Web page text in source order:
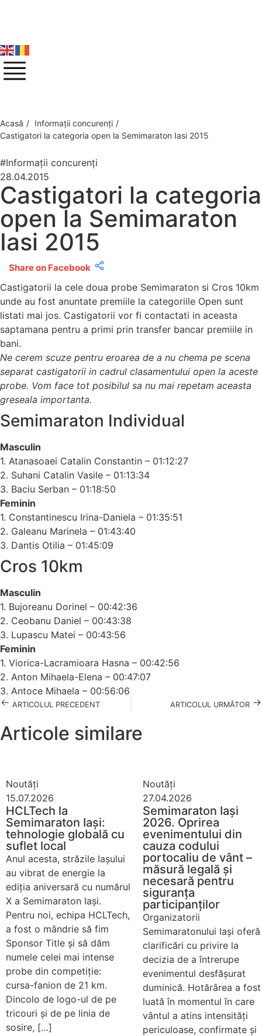
Acasă / Informații concurenți /
Castigatori la categoria open la Semimaraton Iasi 2015
#Informații concurenți
28.04.2015
Castigatori la categoria
open la Semimaraton
Iasi 2015
Share on Facebook
Castigatorii la cele doua probe Semimaraton si Cros 10km
unde au fost anuntate premiile la categoriile Open sunt
listati mai jos. Castigatorii vor fi contactati in aceasta
saptamana pentru a primi prin transfer bancar premiile in
bani.
Ne cerem scuze pentru eroarea de a nu chema pe scena
separat castigatorii in cadrul clasamentului open la aceste
probe. Vom face tot posibilul sa nu mai repetam aceasta
greseala importanta.
Semimaraton Individual
Masculin
1. Atanasoaei Catalin Constantin – 01:12:27
2. Suhani Catalin Vasile – 01:13:34
3. Baciu Serban – 01:18:50
Feminin
1. Constantinescu Irina-Daniela – 01:35:51
2. Galeanu Marinela – 01:43:40
3. Dantis Otilia – 01:45:09
Cros 10km
Masculin
1. Bujoreanu Dorinel – 00:42:36
2. Ceobanu Daniel – 00:43:38
3. Lupascu Matei – 00:43:56
Feminin
1. Viorica-Lacramioara Hasna – 00:42:56
2. Anton Mihaela-Elena – 00:47:07
3. Antoce Mihaela – 00:56:06
ARTICOLUL PRECEDENT ARTICOLUL URMĂTOR
Articole similare
Noutăți
15.07.2026
HCLTech la
Semimaraton Iași:
tehnologie globală cu
suflet local
Anul acesta, străzile Iașului
au vibrat de energie la
ediția aniversară cu numărul
X a Semimaraton Iași.
Pentru noi, echipa HCLTech,
a fost o mândrie să fim
Sponsor Title și să dăm
numele celei mai intense
probe din competiție:
cursa-fanion de 21 km.
Dincolo de logo-ul de pe
tricouri și de pe linia de
sosire, […]
Noutăți
27.04.2026
Semimaraton Iași
2026. Oprirea
evenimentului din
cauza codului
portocaliu de vânt –
măsură legală și
necesară pentru
siguranța
participanților
Organizatorii
Semimaratonului Iași oferă
clarificări cu privire la
decizia de a întrerupe
evenimentul desfășurat
duminică. Hotărârea a fost
luată în momentul în care
vântul a atins intensități
periculoase, confirmate și